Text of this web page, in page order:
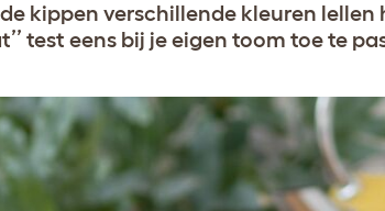
kippen verschillende kleuren
test eens bij je eigen toom toe te